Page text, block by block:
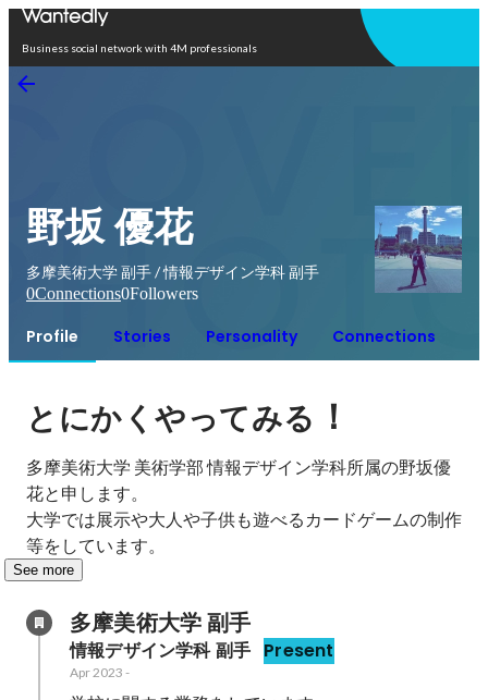
Business social network with 4M professionals
野坂 優花
多摩美術大学 副手 / 情報デザイン学科 副手
0Connections0Followers
Profile Stories Personality Connections
とにかくやってみる ！
多摩美術大学 美術学部 情報デザイン学科所属の野坂優
花と申します。
大学では展示や大人や子供も遊べるカードゲームの制作
等をしています。
See more
多摩美術大学 副手
情報デザイン学科 副手 Present
Apr 2023 -